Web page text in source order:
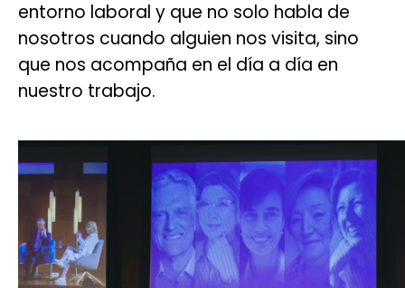
entorno laboral y que no solo habla de
nosotros cuando alguien nos visita, sino
que nos acompaña en el día a día en
nuestro trabajo.